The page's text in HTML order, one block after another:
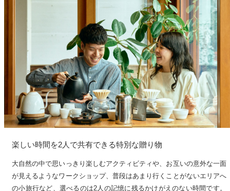
楽しい時間を2人で共有できる特別な贈り物
大自然の中で思いっきり楽しむアクティビティや、お互いの意外な一面
が見えるようなワークショップ、普段はあまり行くことがないエリアへ
の小旅行など、選べるのは2人の記憶に残るかけがえのない時間です。